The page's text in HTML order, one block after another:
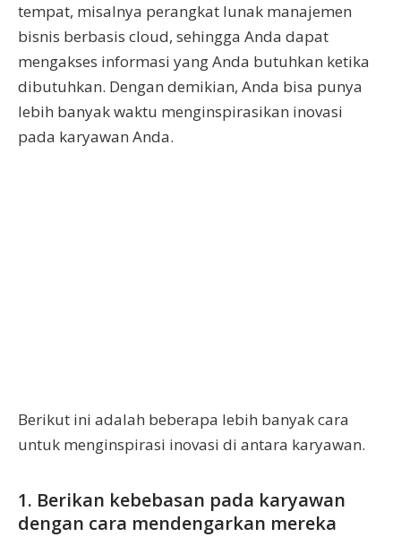
tempat, misalnya perangkat lunak manajemen
bisnis berbasis cloud, sehingga Anda dapat
mengakses informasi yang Anda butuhkan ketika
dibutuhkan. Dengan demikian, Anda bisa punya
lebih banyak waktu menginspirasikan inovasi
pada karyawan Anda.
Berikut ini adalah beberapa lebih banyak cara
untuk menginspirasi inovasi di antara karyawan.
1. Berikan kebebasan pada karyawan
dengan cara mendengarkan mereka